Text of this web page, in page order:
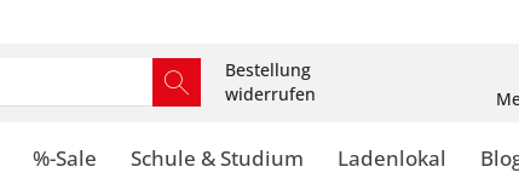
Bestellung
widerrufen
%-Sale Schule & Studium Ladenlokal